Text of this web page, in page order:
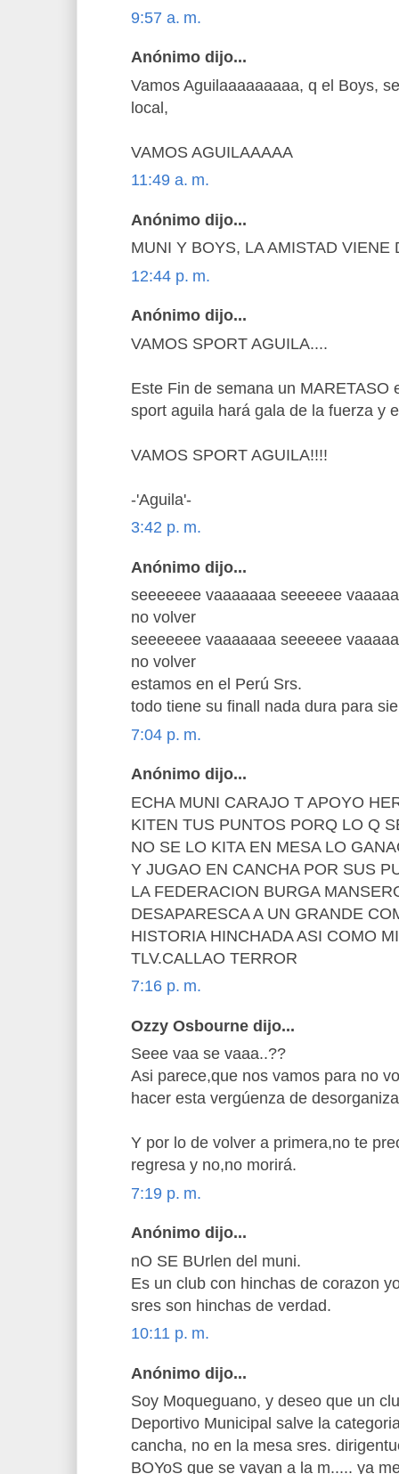
9:57 a. m.
Anónimo dijo...
Vamos Aguilaaaaaaaaa, q el Boys,
local,
VAMOS AGUILAAAAA
11:49 a. m.
Anónimo dijo...
MUNI Y BOYS, LA AMISTAD VIENE
12:44 p. m.
Anónimo dijo...
VAMOS SPORT AGUILA....
Este Fin de semana un MARETASO
sport aguila hará gala de la fuerza y
VAMOS SPORT AGUILA!!!!
-'Aguila'-
3:42 p. m.
Anónimo dijo...
seeeeeee vaaaaaaa seeeeee
no volver
seeeeeee vaaaaaaa seeeeee
no volver
estamos en el Perú Srs.
todo tiene su finall nada dura para
7:04 p. m.
Anónimo dijo...
ECHA MUNI CARAJO T APOYO
KITEN TUS PUNTOS PORQ LO Q
NO SE LO KITA EN MESA LO
Y JUGAO EN CANCHA POR SUS
LA FEDERACION BURGA
DESAPARESCA A UN GRANDE
HISTORIA HINCHADA ASI COMO
TLV.CALLAO TERROR
7:16 p. m.
Ozzy Osbourne dijo...
Seee vaa se vaaa..??
Asi parece,que nos vamos para no
hacer esta vergúenza de
Y por lo de volver a primera,no te
regresa y no,no morirá.
7:19 p. m.
Anónimo dijo...
nO SE BUrlen del muni.
Es un club con hinchas de corazon
sres son hinchas de verdad.
10:11 p. m.
Anónimo dijo...
Soy Moqueguano, y deseo que un
Deportivo Municipal salve la
cancha, no en la mesa sres.
BOYoS que se vayan a la m..... ya